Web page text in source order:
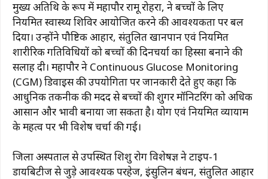
मुख्य अतिथि के रूप में महापौर रामू रोहरा, ने बच्चों के लिए
नियमित स्वास्थ्य शिविर आयोजित करने की आवश्यकता पर बल
दिया। उन्होंने पौष्टिक आहार, संतुलित खानपान एवं नियमित
शारीरिक गतिविधियों को बच्चों की दिनचर्या का हिस्सा बनाने की
सलाह दी। महापौर ने Continuous Glucose Monitoring
(CGM) डिवाइस की उपयोगिता पर जानकारी देते हुए कहा कि
आधुनिक तकनीक की मदद से बच्चों की शुगर मॉनिटरिंग को अधिक
आसान और प्रभावी बनाया जा सकता है। योग एवं नियमित व्यायाम
के महत्व पर भी विशेष चर्चा की गई।
जिला अस्पताल से उपस्थित शिशु रोग विशेषज्ञ ने टाइप-1
डायबिटीज से जुड़े आवश्यक परहेज, इंसुलिन प्रबंधन, संतुलित आहार